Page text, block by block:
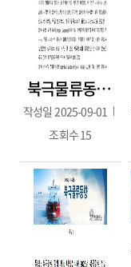
북극물류동향 2025년 7~8월호(2025.8.25.)
작성일 2025-09-01
조회수15